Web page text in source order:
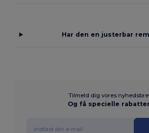
Har den en justerbar
Tilmeld dig vores
Og få specielle